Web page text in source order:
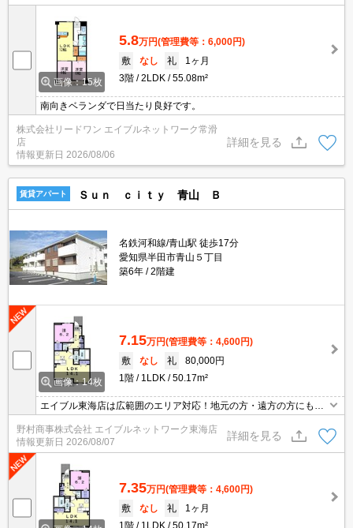
画像：15枚
5.8万円(管理費等：6,000円)
敷
なし 礼
1ヶ月
3階
2LDK 55.08m²
南向きベランダで日当たり良好です。
株式会社リードワン エイブルネットワーク常滑
店
情報更新日 2026/08/06
詳細を見る
賃貸アパート Ｓｕｎ ｃｉｔｙ 青山 Ｂ
名鉄河和線/青山駅 徒歩17分
愛知県半田市青山５丁目
築6年
2階建
画像：14枚
7.15万円(管理費等：4,600円)
敷
なし 礼
80,000円
1階
1LDK 50.17m²
エイブル東海店は広範囲のエリア対応！地元の方・遠方の方にも公
平な視点で提案♪見るだけ・オンライン可！
野村商事株式会社 エイブルネットワーク東海店
情報更新日 2026/08/07
詳細を見る
7.35万円(管理費等：4,600円)
敷
なし 礼
1ヶ月
1階
1LDK 50.17m²